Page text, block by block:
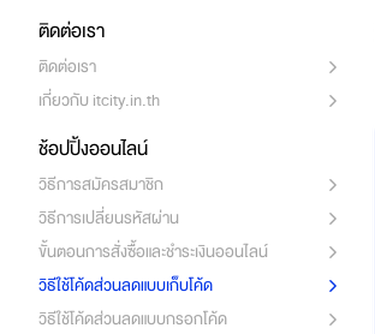
ติดต่อเรา
ติดต่อเรา
เกี่ยวกับ itcity.in.th
ช้อปปิ้งออนไลน์
วิธีการสมัครสมาชิก
วิธีการเปลี่ยนรหัสผ่าน
ขั้นตอนการสั่งซื้อและชำระเงินออนไลน์
วิธีใช้โค้ดส่วนลดแบบเก็บโค้ด
วิธีใช้โค้ดส่วนลดแบบกรอกโค้ด